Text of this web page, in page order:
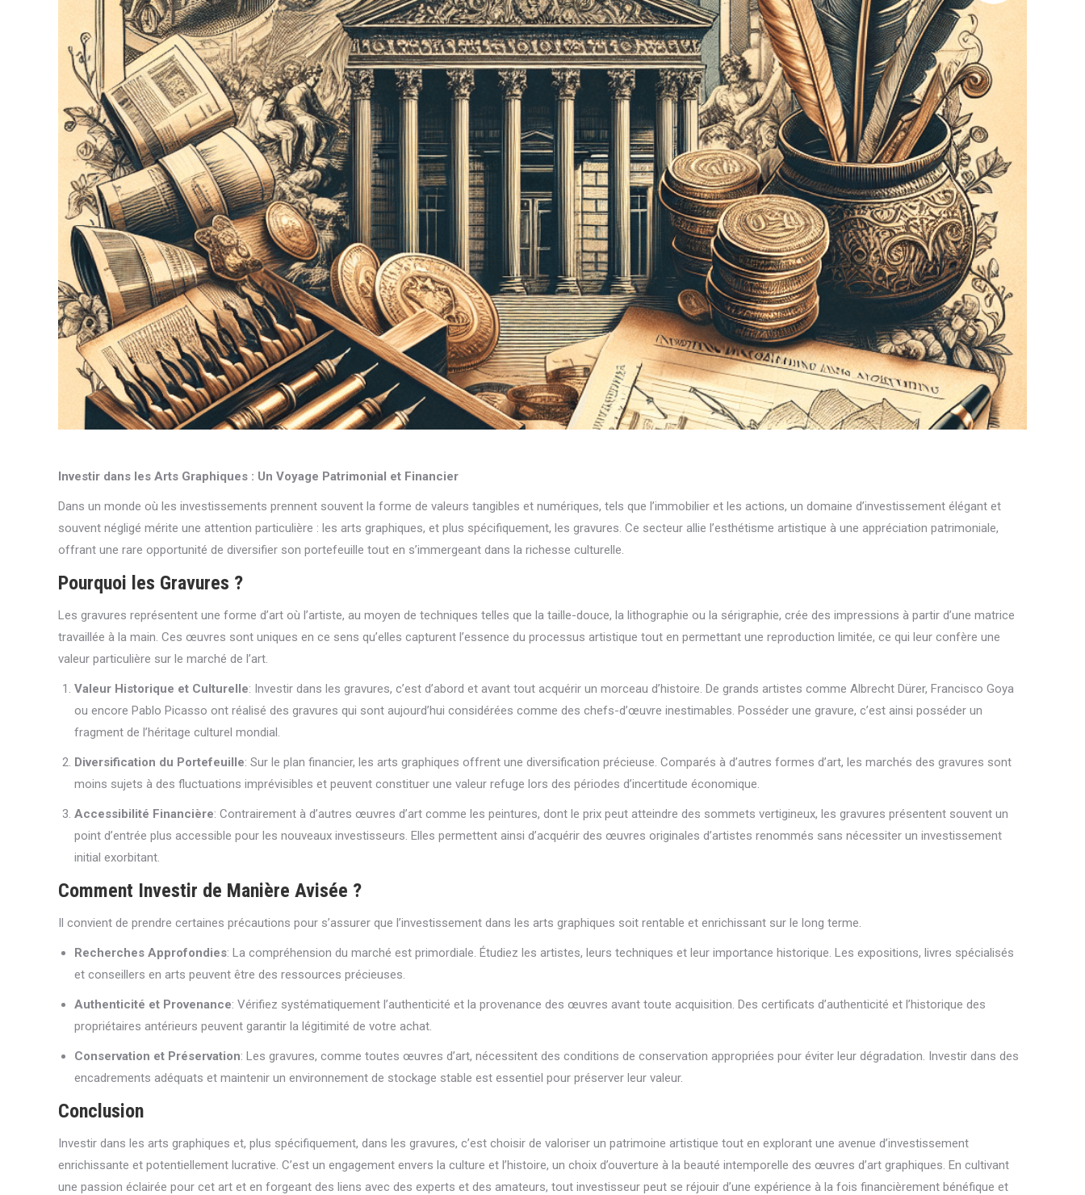
Investir dans les Arts Graphiques : Un Voyage Patrimonial et Financier
Dans un monde où les investissements prennent souvent la forme de valeurs tangibles et numériques, tels que l’immobilier et les actions, un domaine d’investissement élégant et
souvent négligé mérite une attention particulière : les arts graphiques, et plus spécifiquement, les gravures. Ce secteur allie l’esthétisme artistique à une appréciation patrimoniale,
offrant une rare opportunité de diversifier son portefeuille tout en s’immergeant dans la richesse culturelle.
Pourquoi les Gravures ?
Les gravures représentent une forme d’art où l’artiste, au moyen de techniques telles que la taille-douce, la lithographie ou la sérigraphie, crée des impressions à partir d’une matrice
travaillée à la main. Ces œuvres sont uniques en ce sens qu’elles capturent l’essence du processus artistique tout en permettant une reproduction limitée, ce qui leur confère une
valeur particulière sur le marché de l’art.
Valeur Historique et Culturelle: Investir dans les gravures, c’est d’abord et avant tout acquérir un morceau d’histoire. De grands artistes comme Albrecht Dürer, Francisco Goya
ou encore Pablo Picasso ont réalisé des gravures qui sont aujourd’hui considérées comme des chefs-d’œuvre inestimables. Posséder une gravure, c’est ainsi posséder un
fragment de l’héritage culturel mondial.
Diversification du Portefeuille: Sur le plan financier, les arts graphiques offrent une diversification précieuse. Comparés à d’autres formes d’art, les marchés des gravures sont
moins sujets à des fluctuations imprévisibles et peuvent constituer une valeur refuge lors des périodes d’incertitude économique.
Accessibilité Financière: Contrairement à d’autres œuvres d’art comme les peintures, dont le prix peut atteindre des sommets vertigineux, les gravures présentent souvent un
point d’entrée plus accessible pour les nouveaux investisseurs. Elles permettent ainsi d’acquérir des œuvres originales d’artistes renommés sans nécessiter un investissement
initial exorbitant.
Comment Investir de Manière Avisée ?
Il convient de prendre certaines précautions pour s’assurer que l’investissement dans les arts graphiques soit rentable et enrichissant sur le long terme.
Recherches Approfondies: La compréhension du marché est primordiale. Étudiez les artistes, leurs techniques et leur importance historique. Les expositions, livres spécialisés
et conseillers en arts peuvent être des ressources précieuses.
Authenticité et Provenance: Vérifiez systématiquement l’authenticité et la provenance des œuvres avant toute acquisition. Des certificats d’authenticité et l’historique des
propriétaires antérieurs peuvent garantir la légitimité de votre achat.
Conservation et Préservation: Les gravures, comme toutes œuvres d’art, nécessitent des conditions de conservation appropriées pour éviter leur dégradation. Investir dans des
encadrements adéquats et maintenir un environnement de stockage stable est essentiel pour préserver leur valeur.
Conclusion
Investir dans les arts graphiques et, plus spécifiquement, dans les gravures, c’est choisir de valoriser un patrimoine artistique tout en explorant une avenue d’investissement
enrichissante et potentiellement lucrative. C’est un engagement envers la culture et l’histoire, un choix d’ouverture à la beauté intemporelle des œuvres d’art graphiques. En cultivant
une passion éclairée pour cet art et en forgeant des liens avec des experts et des amateurs, tout investisseur peut se réjouir d’une expérience à la fois financièrement bénéfique et